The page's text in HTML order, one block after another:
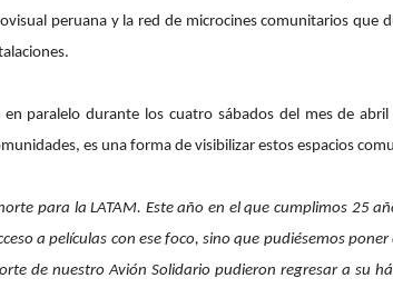
peruana y la red de microcines comunitarios que
en paralelo durante los cuatro sábados del mes de
es una forma de visibilizar estos espacios
para la LATAM. Este año en el que cumplimos 25
a películas con ese foco, sino que pudiésemos
de nuestro Avión Solidario pudieron regresar a su